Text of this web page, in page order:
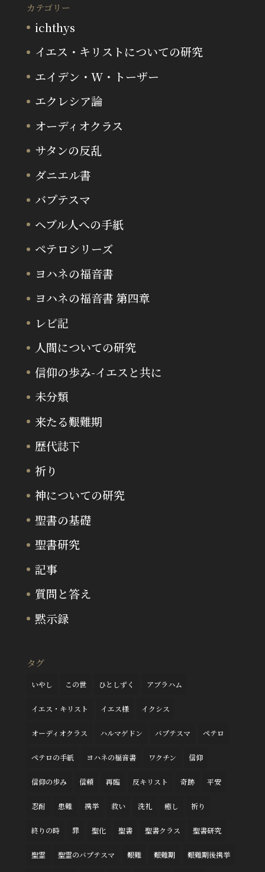
カテゴリー
ichthys
イエス・キリストについての研究
エイデン・W・トーザー
エクレシア論
オーディオクラス
サタンの反乱
ダニエル書
バプテスマ
ヘブル人への手紙
ペテロシリーズ
ヨハネの福音書
ヨハネの福音書 第四章
レビ記
人間についての研究
信仰の歩み-イエスと共に
未分類
来たる艱難期
歴代誌下
祈り
神についての研究
聖書の基礎
聖書研究
記事
質問と答え
黙示録
タグ
いやし この世 ひとしずく アブラハム
イエス・キリスト イエス様 イクシス
オーディオクラス ハルマゲドン バプテスマ ペテロ
ペテロの手紙 ヨハネの福音書 ワクチン 信仰
信仰の歩み 信頼 再臨 反キリスト 奇跡 平安
忍耐 患難 携挙 救い 洗礼 癒し 祈り
終りの時 罪 聖化 聖書 聖書クラス 聖書研究
聖霊 聖霊のバプテスマ 艱難 艱難期 艱難期後携挙